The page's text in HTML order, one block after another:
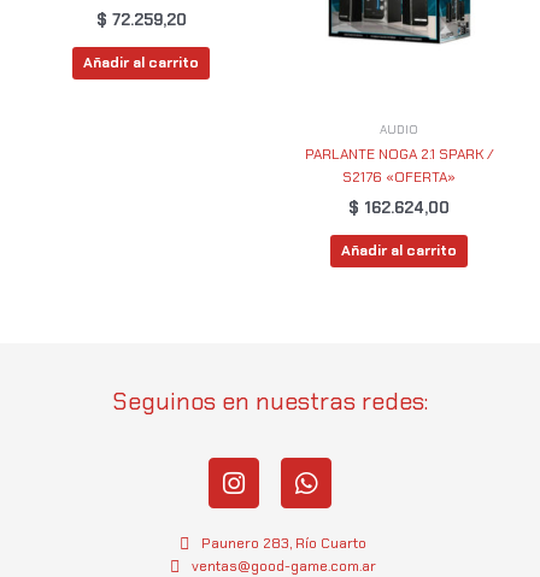
$ 72.259,20
Añadir al carrito
AUDIO
PARLANTE NOGA 2.1 SPARK /
S2176 «OFERTA»
$ 162.624,00
Añadir al carrito
Seguinos en nuestras redes:
I
n
t
a
W
h
t
s
Paunero 283, Río Cuarto
ventas@good-game.com.ar